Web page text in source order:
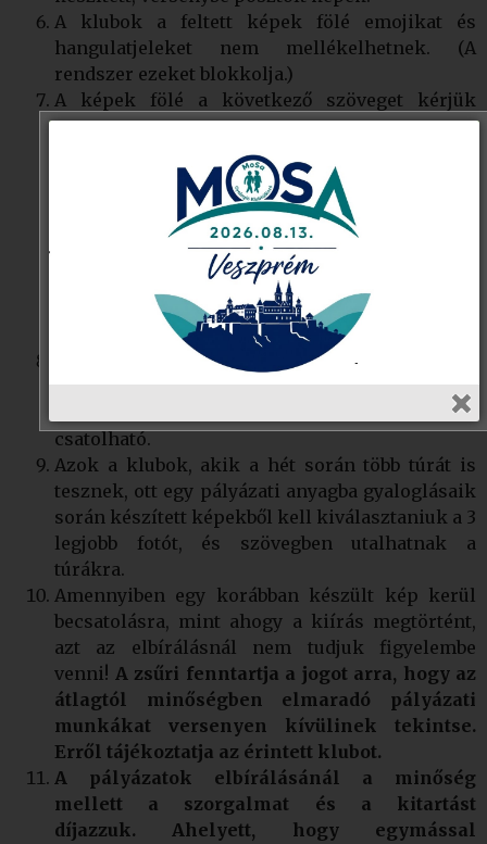
A klubok a feltett képek fölé emojikat és
hangulatjeleket nem mellékelhetnek. (A
rendszer ezeket blokkolja.)
A képek fölé a következő szöveget kérjük
minden esetben megjeleníteni: pl:
#HÁZIVERSENY2026február,
#HÁZIVERSENY2026március, és így tovább,
valamint a klub és a klubvezető nevét.
folyamatosan írhatóak a képpel kapcsolatos
további információk. (Helyszín, jelenlévők,
események leírása stb.) Nagyon fontos: pl. a
#HÁZIVERSENY2026február szóösszetételt
szóköz nélkül kell megjeleníteni!
Minden klub a heti verseny során csak
pályázatotadhat le, melyhezmaximum 3 db
és egy rövid szöveges információ
csatolható.
Azok a klubok, akik a hét során több túrát is
tesznek, ott egy pályázati anyagba gyaloglásaik
során készített képekből kell kiválasztaniuk a 3
legjobb fotót, és szövegben utalhatnak a
túrákra.
Amennyiben egy korábban készült kép kerül
becsatolásra, mint ahogy a kiírás megtörtént,
azt az elbírálásnál nem tudjuk figyelembe
venni! A zsűri fenntartja a jogot arra, hogy az
átlagtól minőségben elmaradó pályázati
munkákat versenyen kívülinek tekintse.
Erről tájékoztatja az érintett klubot.
A pályázatok elbírálásánál a minőség
mellett a szorgalmat és a kitartást
díjazzuk. Ahelyett, hogy egymással